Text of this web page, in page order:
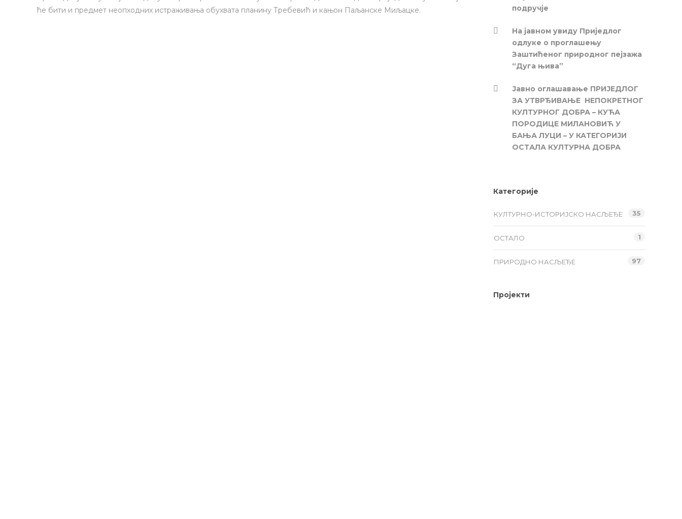
ће бити и предмет неопходних истраживања обухвата планину Требевић и кањон Паљанске Миљацке.
подручје
На јавном увиду Приједлог
oдлуке о проглашењу
Заштићеног природног пејзажа
“Дуга њива”
Јавно оглашавање ПРИЈЕДЛОГ
ЗА УТВРЂИВАЊЕ НЕПОКРЕТНОГ
КУЛТУРНОГ ДОБРА – КУЋА
ПОРОДИЦЕ МИЛАНОВИЋ У
БАЊА ЛУЦИ – У КАТЕГОРИЈИ
ОСТАЛА КУЛТУРНА ДОБРА
Категорије
КУЛТУРНО-ИСТОРИЈСКО НАСЉЕЂЕ 35
ОСТАЛО 1
ПРИРОДНО НАСЉЕЂЕ 97
Пројекти